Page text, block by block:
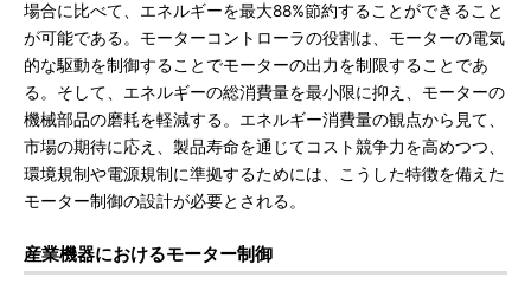
場合に比べて、エネルギーを最大88%節約することができること
が可能である。モーターコントローラの役割は、モーターの電気
的な駆動を制御することでモーターの出力を制限することであ
る。そして、エネルギーの総消費量を最小限に抑え、モーターの
機械部品の磨耗を軽減する。エネルギー消費量の観点から見て、
市場の期待に応え、製品寿命を通じてコスト競争力を高めつつ、
環境規制や電源規制に準拠するためには、こうした特徴を備えた
モーター制御の設計が必要とされる。
産業機器におけるモーター制御